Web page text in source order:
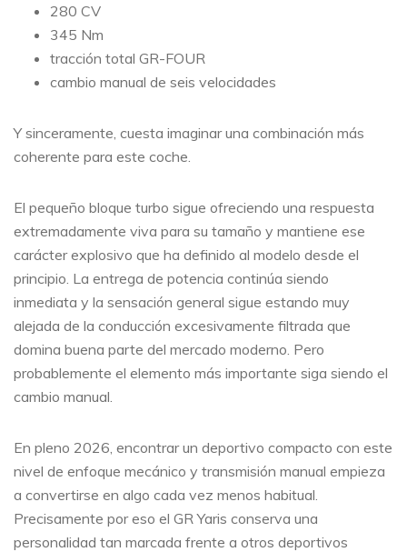
280 CV
345 Nm
tracción total GR-FOUR
cambio manual de seis velocidades
Y sinceramente, cuesta imaginar una combinación más
coherente para este coche.
El pequeño bloque turbo sigue ofreciendo una respuesta
extremadamente viva para su tamaño y mantiene ese
carácter explosivo que ha definido al modelo desde el
principio. La entrega de potencia continúa siendo
inmediata y la sensación general sigue estando muy
alejada de la conducción excesivamente filtrada que
domina buena parte del mercado moderno. Pero
probablemente el elemento más importante siga siendo el
cambio manual.
En pleno 2026, encontrar un deportivo compacto con este
nivel de enfoque mecánico y transmisión manual empieza
a convertirse en algo cada vez menos habitual.
Precisamente por eso el GR Yaris conserva una
personalidad tan marcada frente a otros deportivos